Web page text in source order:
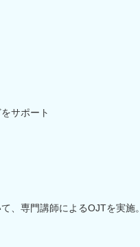
サポート
、専門講師によるOJTを実施。